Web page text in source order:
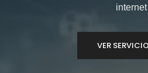
internet
VER